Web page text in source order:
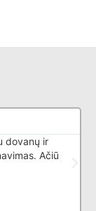
darbą,